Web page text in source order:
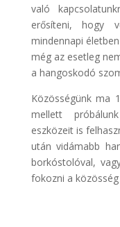
való
erősíteni, hogy
mindennapi
még az esetleg
a hangoskodó
Közösségünk ma
mellett
eszközeit is
után vidámabb
borkóstolóval,
fokozni a